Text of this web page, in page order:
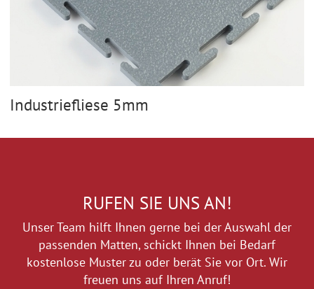
Industriefliese 5mm
RUFEN SIE UNS AN!
Unser Team hilft Ihnen gerne bei der Auswahl der
passenden Matten, schickt Ihnen bei Bedarf
kostenlose Muster zu oder berät Sie vor Ort. Wir
freuen uns auf Ihren Anruf!